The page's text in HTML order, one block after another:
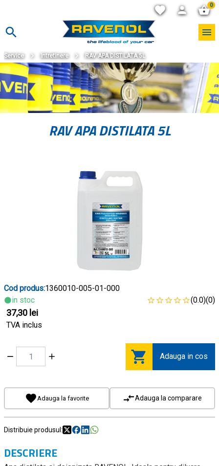
0
Service Intretinere RAV APA DISTILATA 5L
RAV APA DISTILATA 5L
Cod produs:1360010-005-01-000
in stoc
(0.0)(0)
37,30 lei
TVA inclus
Adauga in cos
Adauga la favorite Adauga la comparare
Distribuie produsul:
DESCRIERE